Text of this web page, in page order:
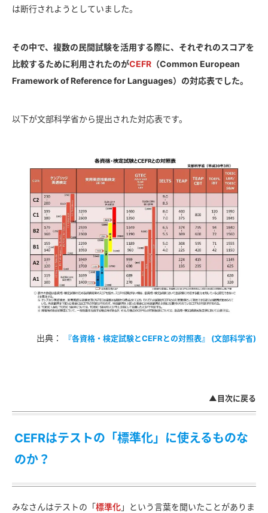
は断行されようとしていました。
その中で、複数の民間試験を活用する際に、それぞれのスコアを
比較するために利用されたのがCEFR （Common European
Framework of Reference for Languages）の対応表でした。
以下が文部科学省から提出された対応表です。
出典： 『各資格・検定試験とCEFRとの対照表』 (文部科学省)
▲目次に戻る
CEFRはテストの「標準化」に使えるものな
のか？
みなさんはテストの「標準化」という言葉を聞いたことがありま